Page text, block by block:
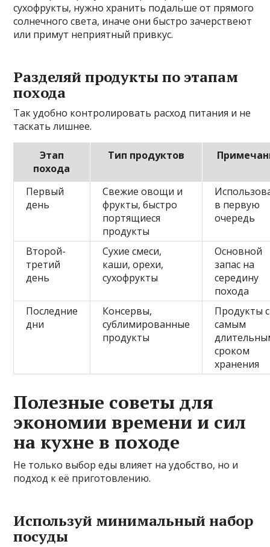
сухофрукты, нужно хранить подальше от прямого
солнечного света, иначе они быстро зачерствеют
или примут неприятный привкус.
Разделяй продукты по этапам
похода
Так удобно контролировать расход питания и не
таскать лишнее.
Этап
похода
Тип продуктов
Первый
день
Свежие овощи и
фрукты, быстро
портящиеся
продукты
в первую
очередь
Второй-
третий
день
Сухие смеси,
каши, орехи,
сухофрукты
Основной
запас на
середину
похода
Последние
дни
Консервы,
сублимированные
продукты
Продукты с
самым
сроком
хранения
Полезные советы для
экономии времени и сил
на кухне в походе
Не только выбор еды влияет на удобство, но и
подход к её приготовлению.
Используй минимальный набор
посуды